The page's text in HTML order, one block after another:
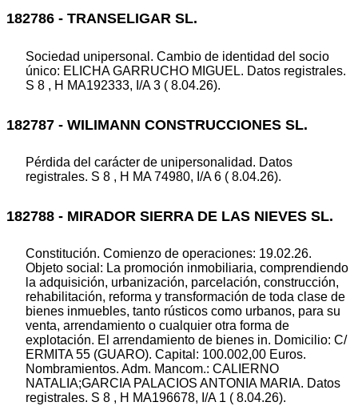
182786 - TRANSELIGAR SL.
Sociedad unipersonal. Cambio de identidad del socio
único: ELICHA GARRUCHO MIGUEL. Datos registrales.
S 8 , H MA192333, I/A 3 ( 8.04.26).
182787 - WILIMANN CONSTRUCCIONES SL.
Pérdida del carácter de unipersonalidad. Datos
registrales. S 8 , H MA 74980, I/A 6 ( 8.04.26).
182788 - MIRADOR SIERRA DE LAS NIEVES SL.
Constitución. Comienzo de operaciones: 19.02.26.
Objeto social: La promoción inmobiliaria, comprendiendo
la adquisición, urbanización, parcelación, construcción,
rehabilitación, reforma y transformación de toda clase de
bienes inmuebles, tanto rústicos como urbanos, para su
venta, arrendamiento o cualquier otra forma de
explotación. El arrendamiento de bienes in. Domicilio: C/
ERMITA 55 (GUARO). Capital: 100.002,00 Euros.
Nombramientos. Adm. Mancom.: CALIERNO
NATALIA;GARCIA PALACIOS ANTONIA MARIA. Datos
registrales. S 8 , H MA196678, I/A 1 ( 8.04.26).